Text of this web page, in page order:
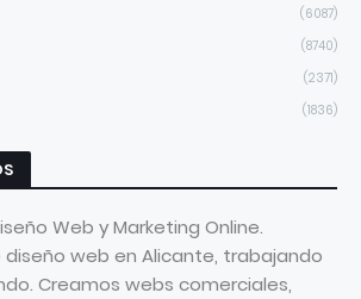
(6087)
(8740)
(2371)
(1836)
Web y Marketing Online.
web en Alicante, trabajando
Creamos webs comerciales,